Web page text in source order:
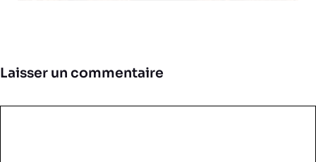
Laisser un commentaire